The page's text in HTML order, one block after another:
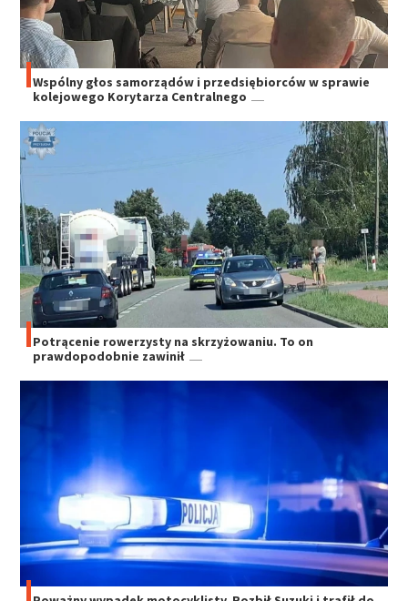
Wspólny głos samorządów i przedsiębiorców w sprawie
kolejowego Korytarza Centralnego
Potrącenie rowerzysty na skrzyżowaniu. To on
prawdopodobnie zawinił